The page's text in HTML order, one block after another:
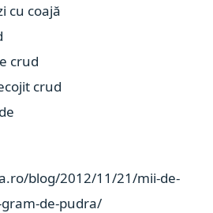
cu coajă
crud
crud
blog/2012/11/21/mii-de-
de-pudra/